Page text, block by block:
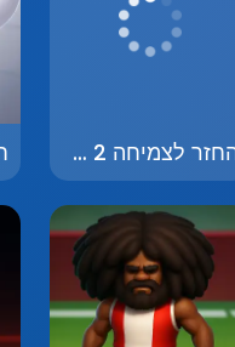
החזר לצמיחה 2 - Back to Growth 2